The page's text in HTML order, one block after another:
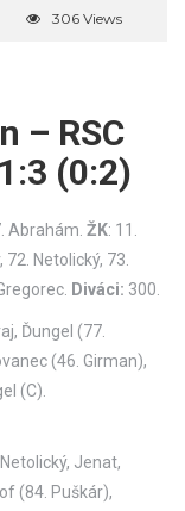
306 Views
– RSC
(0:2)
Abrahám. ŽK: 11.
Netolický, 73.
Diváci: 300.
Ďungel (77.
(46. Girman),
(C).
Jenat,
(84. Puškár),